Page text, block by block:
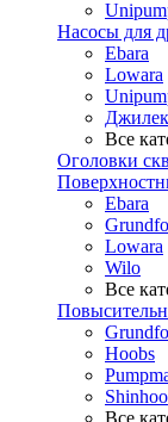
Насосы для
Ebara
Lowara
Все
Оголовки
Ebara
Lowara
Wilo
Все
Hoobs
Shinhoo
Все